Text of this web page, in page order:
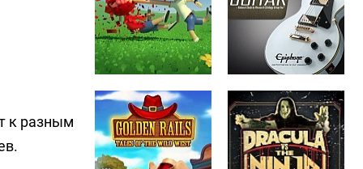
к разным